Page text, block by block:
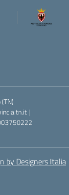
|
by Designers Italia